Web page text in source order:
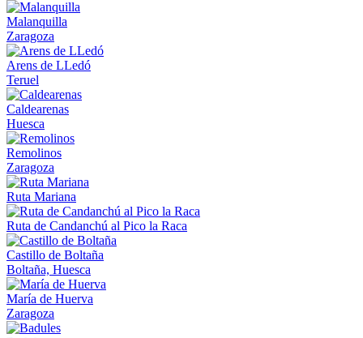
Malanquilla
Zaragoza
Arens de LLedó
Teruel
Caldearenas
Huesca
Remolinos
Zaragoza
Ruta Mariana
Ruta de Candanchú al Pico la Raca
Castillo de Boltaña
Boltaña, Huesca
María de Huerva
Zaragoza